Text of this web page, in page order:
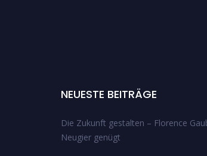
NEUESTE BEITRÄGE
Die Zukunft gestalten – Florence
Neugier genügt